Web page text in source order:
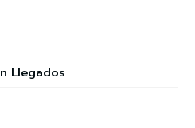
Llegados